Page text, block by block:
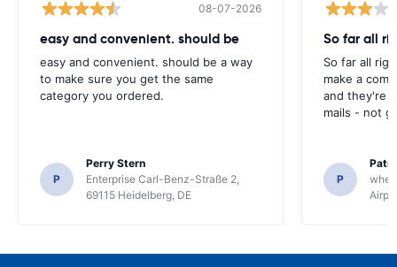
08-07-2026
easy and convenient. should be
easy and convenient. should be a way
to make sure you get the same
category you ordered.
P
Perry Stern
Enterprise Carl-Benz-Straße 2,
69115 Heidelberg, DE
So far all
So far all
make a
and they're
mails - not
P